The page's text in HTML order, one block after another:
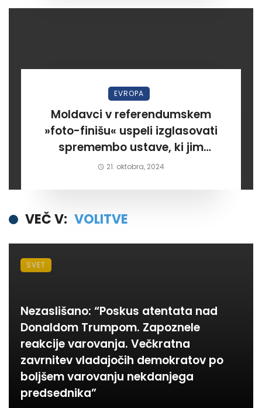
EVROPA
Moldavci v referendumskem
»foto-finišu« uspeli izglasovati
spremembo ustave, ki jim
omogoča pridružitev v EU
21. oktobra, 2024
VEČ V: VOLITVE
Nezaslišano: “Poskus atentata nad
Donaldom Trumpom. Zapoznele
reakcije varovanja. Večkratna
zavrnitev vladajočih demokratov po
boljšem varovanju nekdanjega
predsednika”
SVET